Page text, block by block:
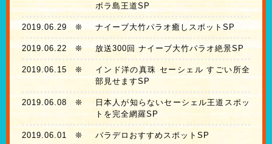
ボラ島王道SP
2019.06.29 ❊ ナイーブ大竹パラオ癒しスポットSP
2019.06.22 ❊ 放送300回 ナイーブ大竹パラオ絶景SP
2019.06.15 ❊
インド洋の真珠 セーシェル すごい所全
部見せますSP
2019.06.08 ❊
日本人が知らないセーシェル王道スポッ
トを完全網羅SP
2019.06.01 ❊ バラデロおすすめスポットSP